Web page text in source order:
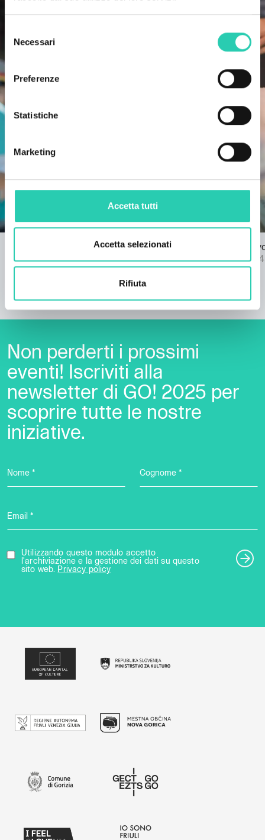
del
consenso
Necessari
Preferenze
Statistiche
Marketing
Accetta tutti
Accetta selezionati
Rifiuta
Bando per l'inno di GO! 2025
22/03/2024
Apre il
25/04/2024
Non perderti i prossimi
eventi! Iscriviti alla
newsletter di GO! 2025 per
scoprire tutte le nostre
iniziative.
Nome * Cognome *
Email *
Utilizzando questo modulo accetto
l'archiviazione e la gestione dei dati su questo
sito web.
Privacy policy